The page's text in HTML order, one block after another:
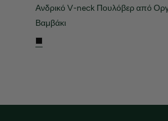
Ανδρικό V-neck Πουλόβερ από
Βαμβάκι